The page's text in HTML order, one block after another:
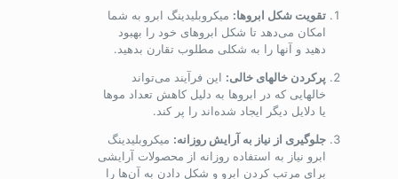
تقویت شکل ابروها: میکروبلیدینگ ابرو به شما
امکان می‌دهد تا شکل ابروهای خود را بهبود
دهید و آنها را به شکلی مطلوب تقارن بدهید.
پرکردن خالهای خالی: این فرآیند می‌تواند
خالهایی که در ابروها به دلیل کاهش تعداد موها
یا دلایل دیگر ایجاد شده‌اند را پر کند.
جلوگیری از نیاز به آرایش روزانه: میکروبلیدینگ
ابرو نیاز به استفاده روزانه از محصولات آرایشی
برای مرتب کردن ابرو و شکل دادن به آن‌ها را